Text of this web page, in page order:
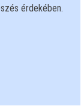
érdekében.